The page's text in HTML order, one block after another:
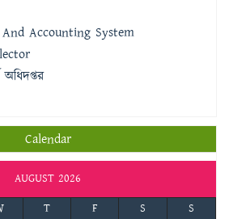
Accounting System
Calendar
AUGUST 2026
T F S
S